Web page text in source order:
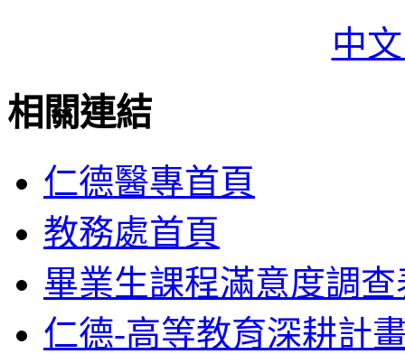
中
相關連結
仁德醫專首頁
教務處首頁
畢業生課程滿意度調查
仁德-高等教育深耕計